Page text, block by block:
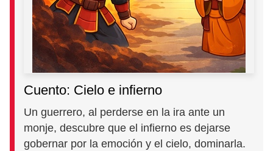
Cuento: Cielo e infierno
Un guerrero, al perderse en la ira ante un
monje, descubre que el infierno es dejarse
gobernar por la emoción y el cielo, dominarla.